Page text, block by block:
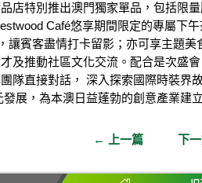
店特別推出澳門獨家單品，包括限
Café悠享期間限定的專屬下
讓賓客盡情打卡留影；亦可享主題
及推動社區文化交流。配合是次盛
隊直接對話， 深入探索國際時裝界
發展，為本澳日益蓬勃的創意產業建
← 上一篇 下